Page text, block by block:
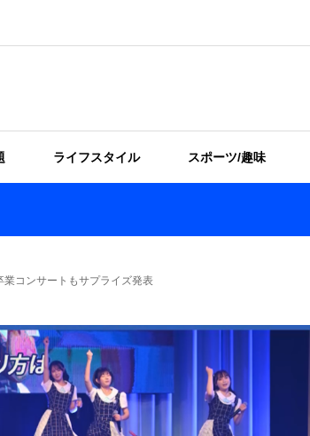
ライフスタイル スポーツ/趣味
コンサートもサプライズ発表